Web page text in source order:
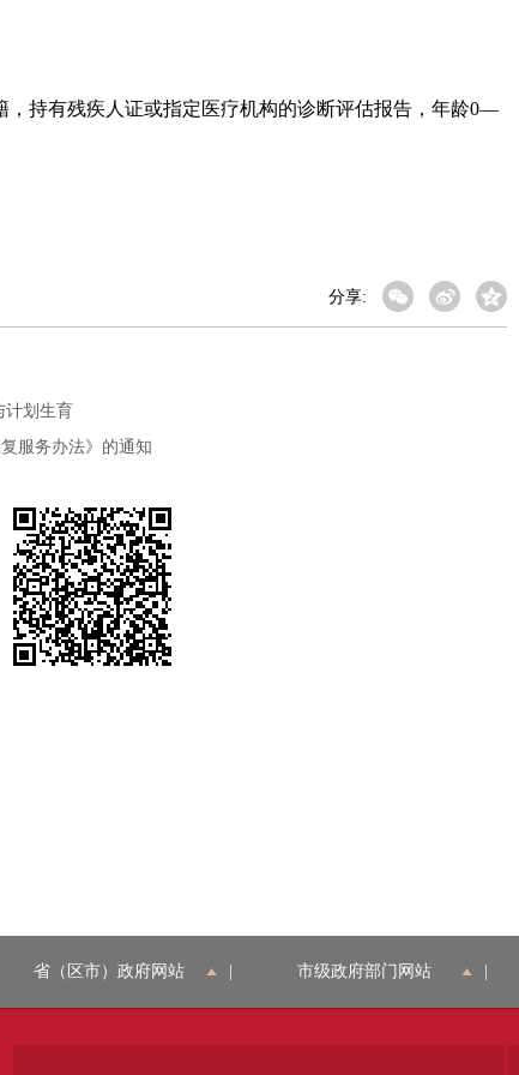
持有残疾人证或指定医疗机构的诊断评估报告，年龄0—
分享:
计划生育
服务办法》的通知
省（区市）政府网站 市级政府部门网站